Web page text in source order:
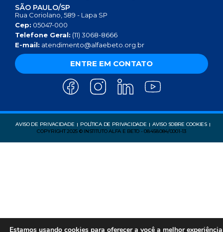
SÃO PAULO/SP
Rua Coriolano, 589 - Lapa SP
Cep: 05047-000
Telefone Geral: (11) 3068-8666
E-mail: atendimento@alfaebeto.org.br
ENTRE EM CONTATO
AVISO DE PRIVACIDADE POLÍTICA DE PRIVACIDADE
AVISO SOBRE COOKIES
COPYRIGHT 2025 © INSTITUTO ALFA E BETO - 08.458.084/0001-13
Estamos usando cookies para oferecer a você a melhor experiência